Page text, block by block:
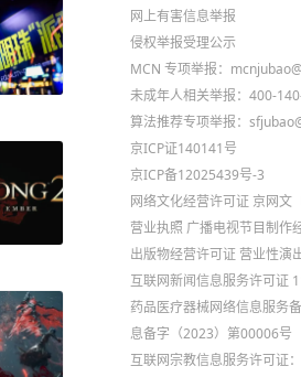
网上有害信息举报
侵权举报受理公示
MCN 专项举报：
未成年人相关举报：400-
算法推荐专项举报：
京ICP证140141号
京ICP备12025439号-3
网络文化经营许可证 京网文
营业执照 广播电视节目制作
出版物经营许可证 营业性演
互联网新闻信息服务许可证
药品医疗器械网络信息服务
息备字（2023）第00006号
互联网宗教信息服务许可证